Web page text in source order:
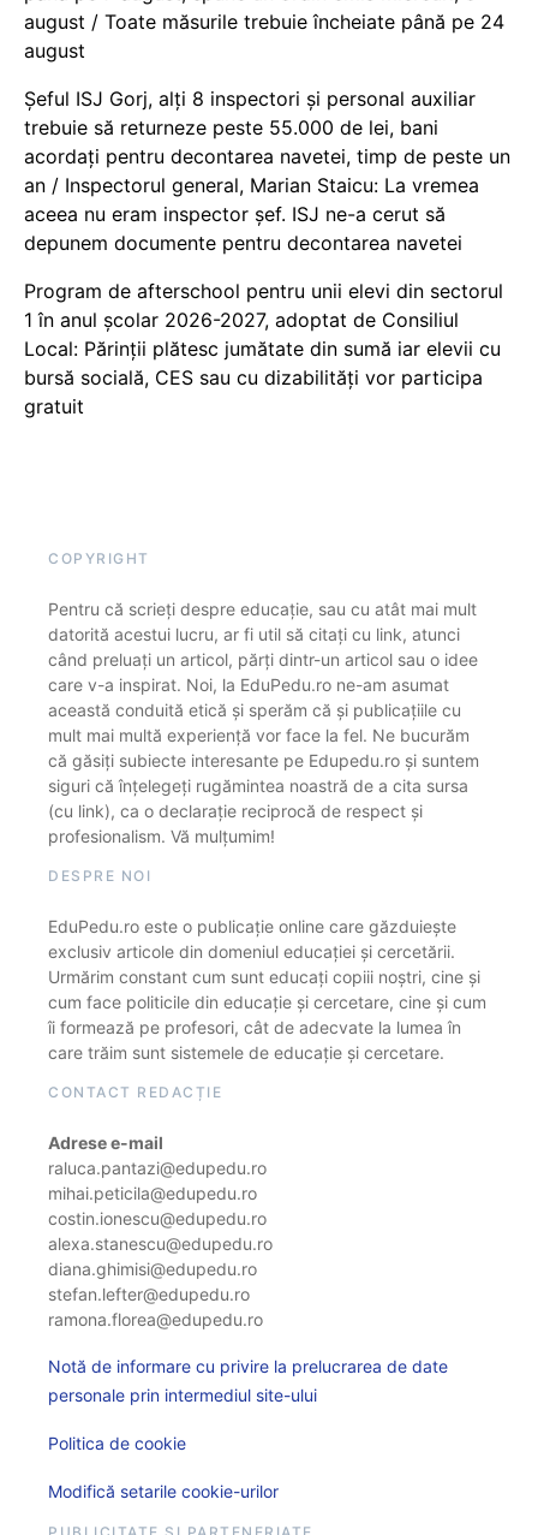
august / Toate măsurile trebuie încheiate până pe 24
august
Șeful ISJ Gorj, alți 8 inspectori și personal auxiliar
trebuie să returneze peste 55.000 de lei, bani
acordați pentru decontarea navetei, timp de peste un
an / Inspectorul general, Marian Staicu: La vremea
aceea nu eram inspector șef. ISJ ne-a cerut să
depunem documente pentru decontarea navetei
Program de afterschool pentru unii elevi din sectorul
1 în anul școlar 2026-2027, adoptat de Consiliul
Local: Părinții plătesc jumătate din sumă iar elevii cu
bursă socială, CES sau cu dizabilităţi vor participa
gratuit
COPYRIGHT
Pentru că scrieți despre educație, sau cu atât mai mult
datorită acestui lucru, ar fi util să citați cu link, atunci
când preluați un articol, părți dintr-un articol sau o idee
care v-a inspirat. Noi, la EduPedu.ro ne-am asumat
această conduită etică și sperăm că și publicațiile cu
mult mai multă experiență vor face la fel. Ne bucurăm
că găsiți subiecte interesante pe Edupedu.ro și suntem
siguri că înțelegeți rugămintea noastră de a cita sursa
(cu link), ca o declarație reciprocă de respect și
profesionalism. Vă mulțumim!
DESPRE NOI
EduPedu.ro este o publicație online care găzduiește
exclusiv articole din domeniul educației și cercetării.
Urmărim constant cum sunt educați copiii noștri, cine și
cum face politicile din educație și cercetare, cine și cum
îi formează pe profesori, cât de adecvate la lumea în
care trăim sunt sistemele de educație și cercetare.
CONTACT REDACȚIE
Adrese e-mail
raluca.pantazi@edupedu.ro
mihai.peticila@edupedu.ro
costin.ionescu@edupedu.ro
alexa.stanescu@edupedu.ro
diana.ghimisi@edupedu.ro
stefan.lefter@edupedu.ro
ramona.florea@edupedu.ro
Notă de informare cu privire la prelucrarea de date
personale prin intermediul site-ului
Politica de cookie
Modifică setarile cookie-urilor